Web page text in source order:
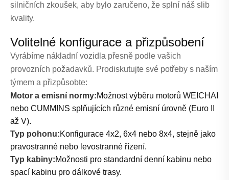
silničních zkoušek, aby bylo zaručeno, že splní náš slib
kvality.
Volitelné konfigurace a přizpůsobení
Vyrábíme nákladní vozidla přesně podle vašich
provozních požadavků. Prodiskutujte své potřeby s naším
týmem a přizpůsobte:
Motor a emisní normy:Možnost výběru motorů WEICHAI
nebo CUMMINS splňujících různé emisní úrovně (Euro II
až V).
Typ pohonu:Konfigurace 4x2, 6x4 nebo 8x4, stejně jako
pravostranné nebo levostranné řízení.
Typ kabiny:Možnosti pro standardní denní kabinu nebo
spací kabinu pro dálkové trasy.